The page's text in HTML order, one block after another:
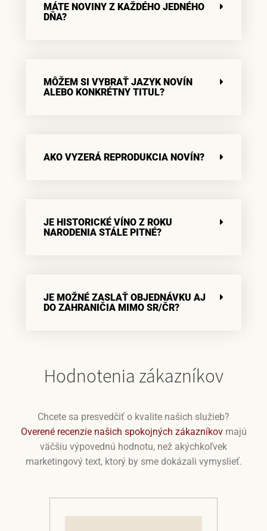
MÁTE NOVINY Z KAŽDÉHO JEDNÉHO
DŇA?
MÔŽEM SI VYBRAŤ JAZYK NOVÍN
ALEBO KONKRÉTNY TITUL?
AKO VYZERÁ REPRODUKCIA NOVÍN?
JE HISTORICKÉ VÍNO Z ROKU
NARODENIA STÁLE PITNÉ?
JE MOŽNÉ ZASLAŤ OBJEDNÁVKU AJ
DO ZAHRANIČIA MIMO SR/ČR?
Hodnotenia zákazníkov
Chcete sa presvedčiť o kvalite našich služieb?
Overené recenzie našich spokojných zákazníkovmajú
väčšiu výpovednú hodnotu, než akýchkoľvek
marketingový text, ktorý by sme dokázali vymyslieť.